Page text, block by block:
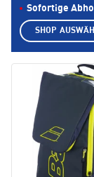
Sofortige